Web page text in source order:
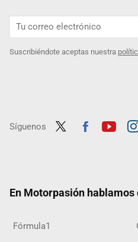
Suscribiéndote aceptas nuestra
Síguenos
En Motorpasión hablamos
Fórmula1